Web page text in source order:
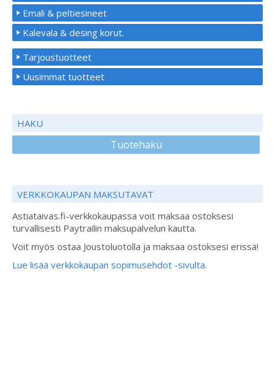
Emali & peltiesineet
Kalevala & desing korut.
Tarjoustuotteet
Uusimmat tuotteet
HAKU
Tuotehaku
VERKKOKAUPAN MAKSUTAVAT
Astiataivas.fi-verkkokaupassa voit maksaa ostoksesi
turvallisesti Paytrailin maksupalvelun kautta.
Voit myös ostaa Joustoluotolla ja maksaa ostoksesi erissä!
Lue lisää verkkokaupan sopimusehdot -sivulta.